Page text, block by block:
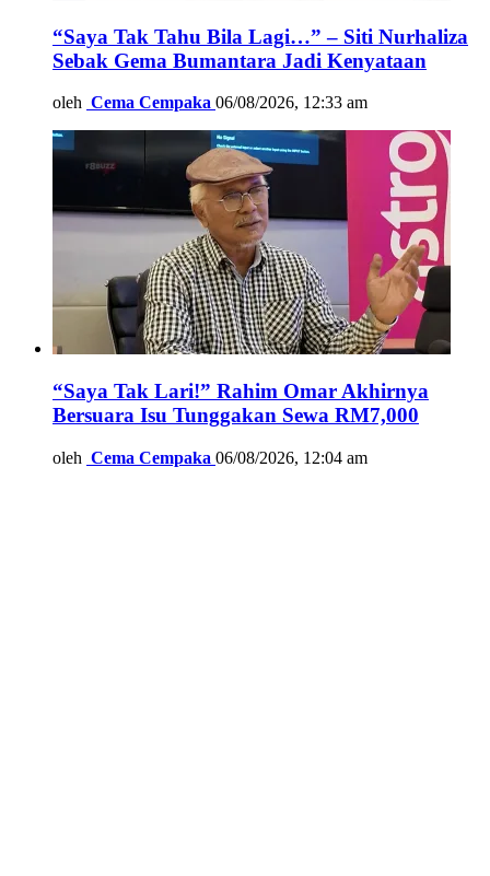
“Saya Tak Tahu Bila Lagi…” – Siti Nurhaliza
Sebak Gema Bumantara Jadi Kenyataan
oleh Cema Cempaka 06/08/2026, 12:33 am
“Saya Tak Lari!” Rahim Omar Akhirnya
Bersuara Isu Tunggakan Sewa RM7,000
oleh Cema Cempaka 06/08/2026, 12:04 am